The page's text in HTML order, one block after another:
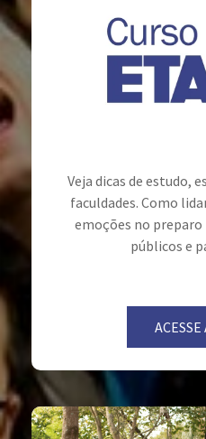
Veja dicas de estudo,
faculdades. Como
emoções no
públicos e